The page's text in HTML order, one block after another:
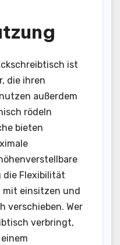
ist
die ihren
außerdem
rödeln
bieten
die Flexibilität
mit einsitzen und
verschieben. Wer
verbringt,